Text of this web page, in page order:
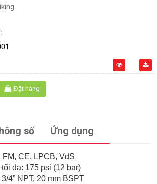
Đặt hàng
số Ứng dụng
FM, CE, LPCB, VdS
đa: 175 psi (12 bar)
4” NPT, 20 mm BSPT